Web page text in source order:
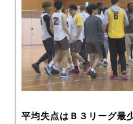
平均失点はＢ３リーグ最